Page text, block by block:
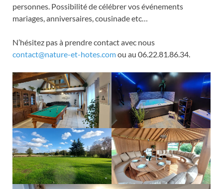
personnes. Possibilité de célébrer vos événements
mariages, anniversaires, cousinade etc…
N’hésitez pas à prendre contact avec nous
contact@nature-et-hotes.comou au 06.22.81.86.34.